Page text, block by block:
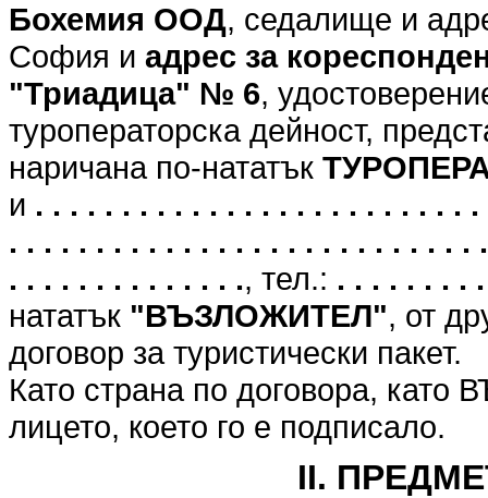
Бохемия ООД, седалище и
София и адрес за
"Триадица" № 6,
туроператорска дейност,
наричана по-нататък
и . . . . . . . . . . . . . . . . . . . . . . . . . .
. . . . . . . . . . . . . . . . . . . . . . . . . . .
. . . . . . . . . . . . . ., тел.: . . . . . . . .
нататък "ВЪЗЛОЖИТЕЛ", от
договор за туристически пакет.
Като страна по договора,
лицето, което го е подписало.
II.